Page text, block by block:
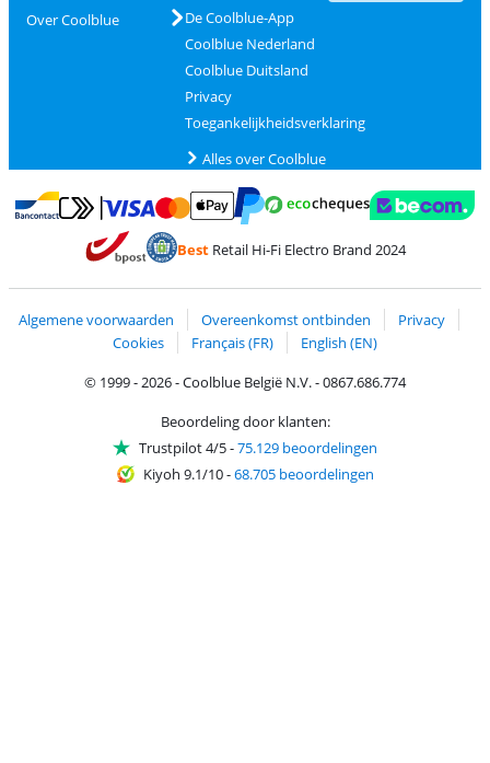
Over Coolblue
De Coolblue-App
Coolblue Nederland
Coolblue Duitsland
Privacy
Toegankelijkheidsverklaring
Alles over Coolblue
Betalen met Bancontact
Betalen met MasterCard en Visa via ClickToPay
Betalen met PayPal
BestRetail Hi-Fi Electro Brand 2024
Algemene voorwaarden Overeenkomst ontbinden
Privacy
Cookies
Français (FR)
English (EN)
© 1999 - 2026 - Coolblue België N.V. - 0867.686.774
Beoordeling door klanten:
Trustpilot 4/5-75.129 beoordelingen
Kiyoh 9.1/10-68.705 beoordelingen